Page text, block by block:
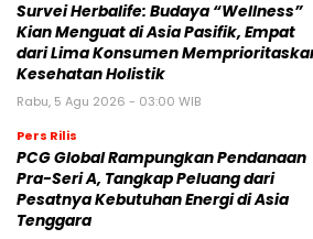
Survei Herbalife: Budaya “Wellness”
Kian Menguat di Asia Pasifik, Empat
dari Lima Konsumen
Kesehatan Holistik
Rabu, 5 Agu 2026 - 03:00 WIB
Pers Rilis
PCG Global Rampungkan Pendanaan
Pra-Seri A, Tangkap Peluang dari
Pesatnya Kebutuhan Energi di Asia
Tenggara